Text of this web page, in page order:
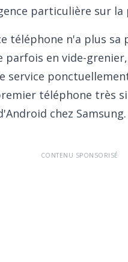
particulière sur la
téléphone n'a plus
parfois en vide-
téléphone très
chez Samsung.
CONTENU SPONSORISÉ